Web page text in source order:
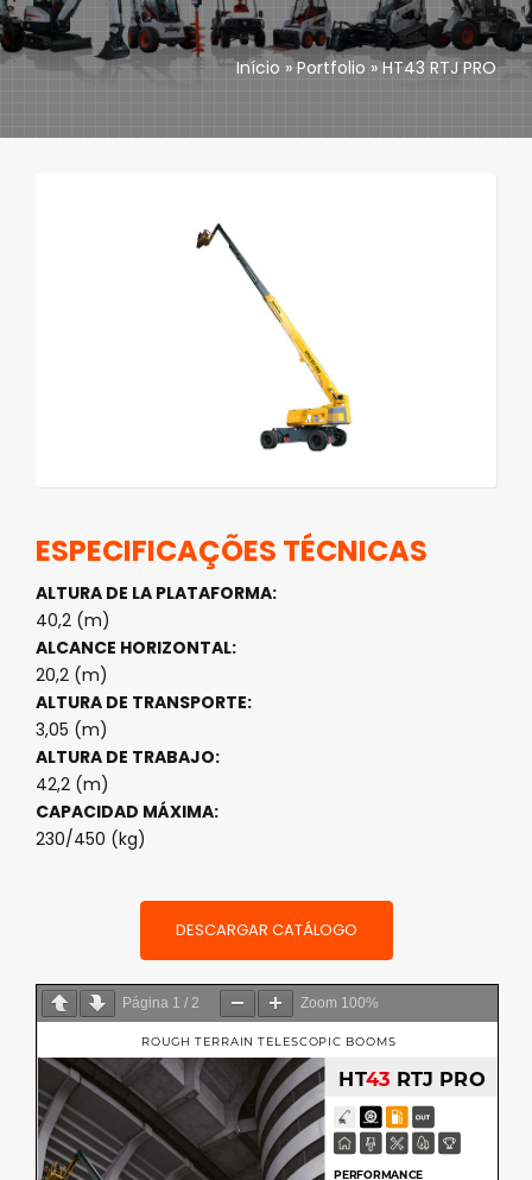
Accesorios
Início »Portfolio »HT43 RTJ PRO
ESPECIFICAÇÕES TÉCNICAS
ALTURA DE LA PLATAFORMA:
40,2 (m)
ALCANCE HORIZONTAL:
20,2 (m)
ALTURA DE TRANSPORTE:
3,05 (m)
ALTURA DE TRABAJO:
42,2 (m)
CAPACIDAD MÁXIMA:
230/450 (kg)
DESCARGAR CATÁLOGO
Página 1 / 2 Zoom 100%